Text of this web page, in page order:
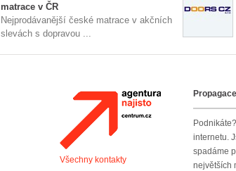
matrace v ČR
Nejprodávanější české matrace v akčních
slevách s dopravou ...
Agentura Najisto
Všechny kontakty
internetu.
spadáme
největších